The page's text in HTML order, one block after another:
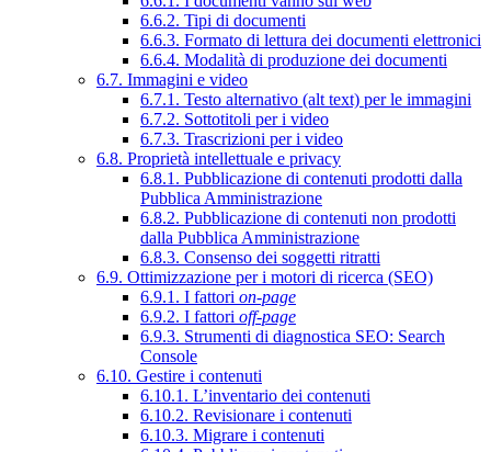
6.6.2. Tipi di documenti
6.6.3. Formato di lettura dei documenti elettronici
6.6.4. Modalità di produzione dei documenti
6.7. Immagini e video
6.7.1. Testo alternativo (alt text) per le immagini
6.7.2. Sottotitoli per i video
6.7.3. Trascrizioni per i video
6.8. Proprietà intellettuale e privacy
6.8.1. Pubblicazione di contenuti prodotti dalla
Pubblica Amministrazione
6.8.2. Pubblicazione di contenuti non prodotti
dalla Pubblica Amministrazione
6.8.3. Consenso dei soggetti ritratti
6.9. Ottimizzazione per i motori di ricerca (SEO)
6.9.1. I fattori on-page
6.9.2. I fattori off-page
6.9.3. Strumenti di diagnostica SEO: Search
Console
6.10. Gestire i contenuti
6.10.1. L’inventario dei contenuti
6.10.2. Revisionare i contenuti
6.10.3. Migrare i contenuti